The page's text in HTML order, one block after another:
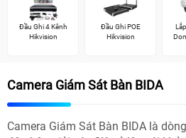
Đầu Ghi 4 Kênh
Hikvision
Đầu Ghi POE
Hikvision
Camera Giám Sát Bàn BIDA
Camera Giám Sát Bàn BIDA là